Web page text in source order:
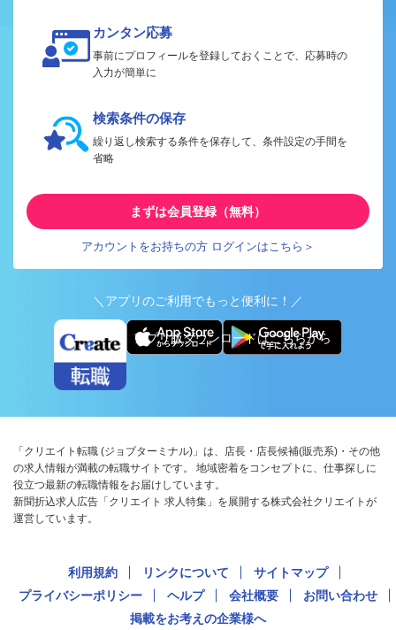
カンタン応募
事前にプロフィールを登録しておくことで、応募時の
入力が簡単に
検索条件の保存
繰り返し検索する条件を保存して、条件設定の手間を
省略
まずは会員登録（無料）
アカウントをお持ちの方 ログインはこちら＞
＼アプリのご利用でもっと便利に！／
アプリ版ダウンロードはこちらから
「クリエイト転職 (ジョブターミナル)」は、店長・店長候補(販売系)・その他
の求人情報が満載の転職サイトです。 地域密着をコンセプトに、仕事探しに
役立つ最新の転職情報をお届けしています。
新聞折込求人広告「クリエイト 求人特集」を展開する株式会社クリエイトが
運営しています。
利用規約 リンクについて
サイトマップ
プライバシーポリシー
ヘルプ 会社概要
お問い合わせ
掲載をお考えの企業様へ